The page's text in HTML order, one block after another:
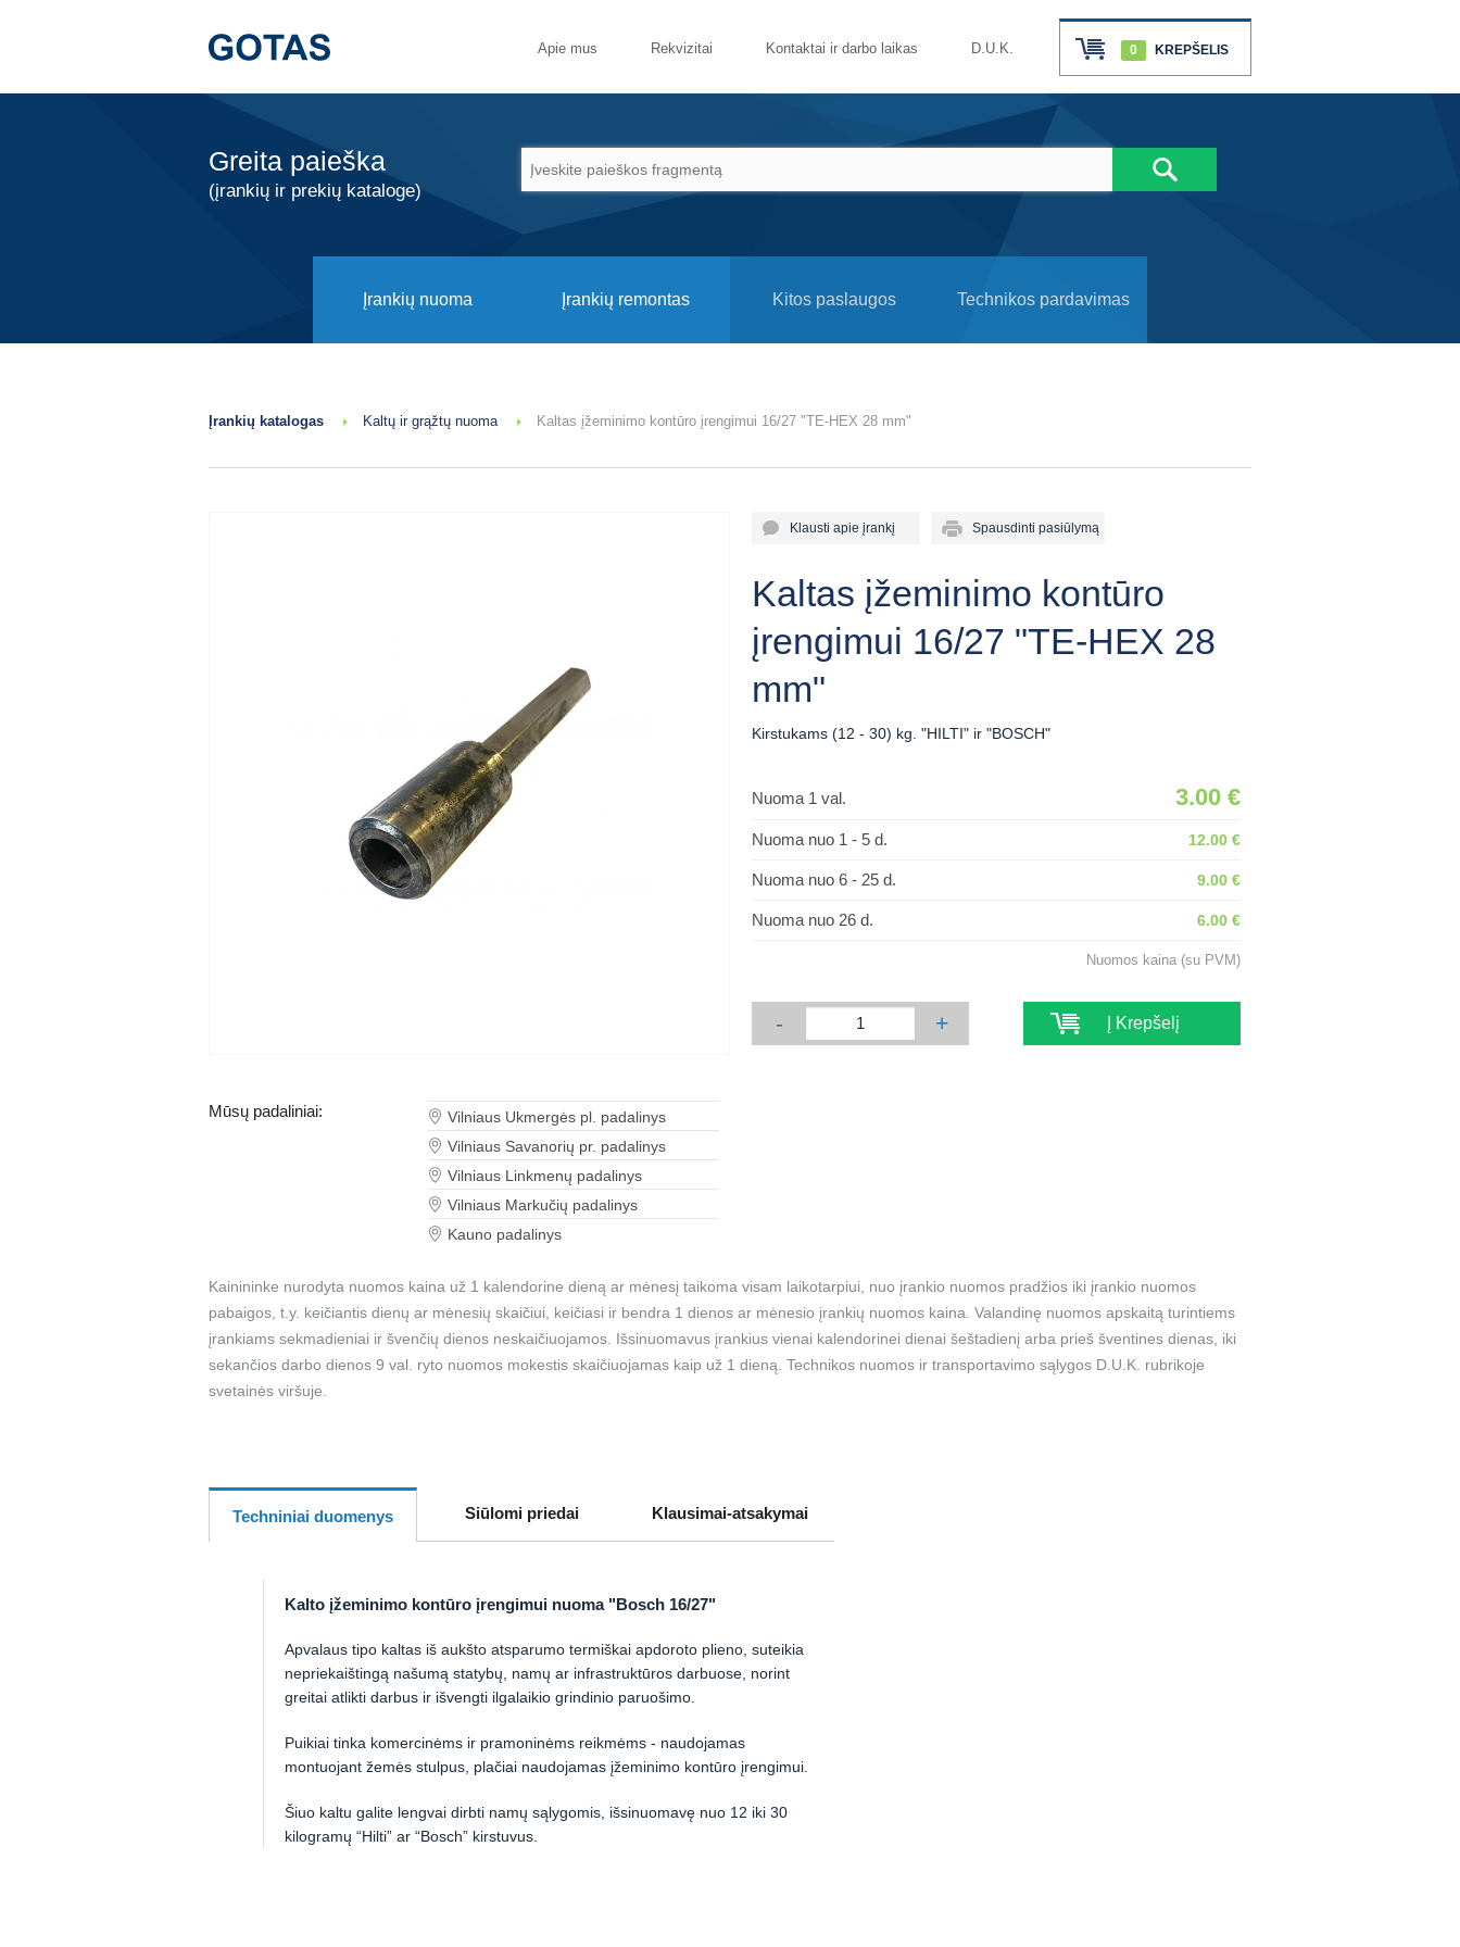
0 KREPŠELIS
Apie mus Rekvizitai Kontaktai ir darbo laikas D.U.K.
Greita paieška
(įrankių ir prekių kataloge)
Įrankių nuoma Įrankių remontas Kitos paslaugos Technikos pardavimas
Įrankių katalogas Kaltų ir grąžtų nuoma Kaltas įžeminimo kontūro įrengimui 16/27 "TE-HEX 28 mm"
Mūsų padaliniai:
Vilniaus Ukmergės pl. padalinys
Vilniaus Savanorių pr. padalinys
Vilniaus Linkmenų padalinys
Vilniaus Markučių padalinys
Kauno padalinys
Klausti apie įrankį Spausdinti pasiūlymą
Kaltas įžeminimo kontūro
įrengimui 16/27 "TE-HEX 28
mm"
Kirstukams (12 - 30) kg. "HILTI" ir "BOSCH"
Nuoma 1 val. 3.00 €
Nuoma nuo 1 - 5 d. 12.00 €
Nuoma nuo 6 - 25 d. 9.00 €
Nuoma nuo 26 d. 6.00 €
Nuomos kaina (su PVM)
- + Į Krepšelį
Kainininke nurodyta nuomos kaina už 1 kalendorine dieną ar mėnesį taikoma visam laikotarpiui, nuo įrankio nuomos pradžios iki įrankio nuomos
pabaigos, t.y. keičiantis dienų ar mėnesių skaičiui, keičiasi ir bendra 1 dienos ar mėnesio įrankių nuomos kaina. Valandinę nuomos apskaitą turintiems
įrankiams sekmadieniai ir švenčių dienos neskaičiuojamos. Išsinuomavus įrankius vienai kalendorinei dienai šeštadienį arba prieš šventines dienas, iki
sekančios darbo dienos 9 val. ryto nuomos mokestis skaičiuojamas kaip už 1 dieną. Technikos nuomos ir transportavimo sąlygos D.U.K. rubrikoje
svetainės viršuje.
Techniniai duomenys Siūlomi priedai Klausimai-atsakymai
Kalto įžeminimo kontūro įrengimui nuoma "Bosch 16/27"
Apvalaus tipo kaltas iš aukšto atsparumo termiškai apdoroto plieno, suteikia
nepriekaištingą našumą statybų, namų ar infrastruktūros darbuose, norint
greitai atlikti darbus ir išvengti ilgalaikio grindinio paruošimo.
Puikiai tinka komercinėms ir pramoninėms reikmėms - naudojamas
montuojant žemės stulpus, plačiai naudojamas įžeminimo kontūro įrengimui.
Šiuo kaltu galite lengvai dirbti namų sąlygomis, išsinuomavę nuo 12 iki 30
kilogramų “Hilti” ar “Bosch” kirstuvus.